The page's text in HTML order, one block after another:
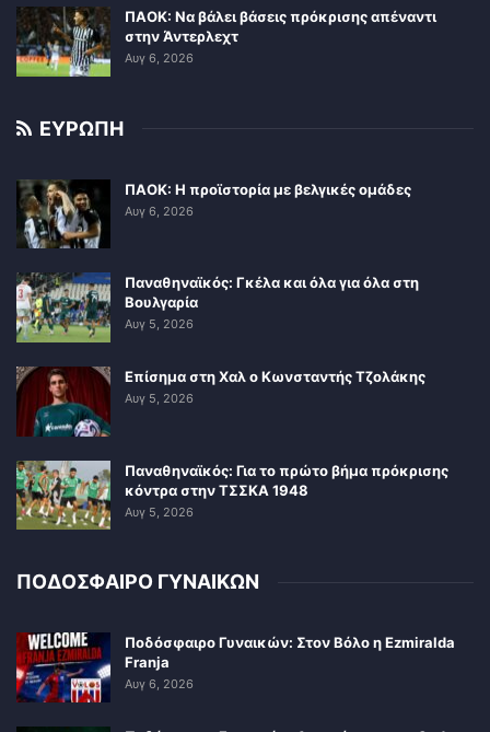
ΠΑΟΚ: Να βάλει βάσεις πρόκρισης απέναντι
στην Άντερλεχτ
Αυγ 6, 2026
ΕΥΡΩΠΗ
ΠΑΟΚ: Η προϊστορία με βελγικές ομάδες
Αυγ 6, 2026
Παναθηναϊκός: Γκέλα και όλα για όλα στη
Βουλγαρία
Αυγ 5, 2026
Επίσημα στη Χαλ ο Κωνσταντής Τζολάκης
Αυγ 5, 2026
Παναθηναϊκός: Για το πρώτο βήμα πρόκρισης
κόντρα στην ΤΣΣΚΑ 1948
Αυγ 5, 2026
ΠΟΔΟΣΦΑΙΡΟ ΓΥΝΑΙΚΩΝ
Ποδόσφαιρο Γυναικών: Στον Βόλο η Ezmiralda
Franja
Αυγ 6, 2026